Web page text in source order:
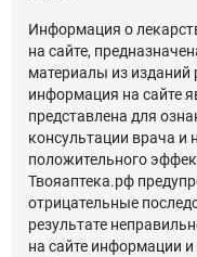
Информация о
на сайте,
материалы из изданий
информация на сайте
представлена для
консультации врача и
положительного
Твояаптека.рф
отрицательные
результате
на сайте информации и